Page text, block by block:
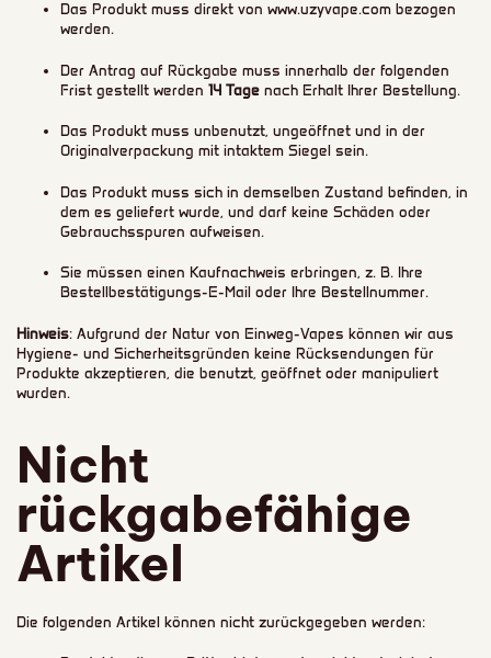
Das Produkt muss direkt von www.uzyvape.com bezogen
werden.
Der Antrag auf Rückgabe muss innerhalb der folgenden
Frist gestellt werden 14 Tage nach Erhalt Ihrer Bestellung.
Das Produkt muss unbenutzt, ungeöffnet und in der
Originalverpackung mit intaktem Siegel sein.
Das Produkt muss sich in demselben Zustand befinden, in
dem es geliefert wurde, und darf keine Schäden oder
Gebrauchsspuren aufweisen.
Sie müssen einen Kaufnachweis erbringen, z. B. Ihre
Bestellbestätigungs-E-Mail oder Ihre Bestellnummer.
Hinweis: Aufgrund der Natur von Einweg-Vapes können wir aus
Hygiene- und Sicherheitsgründen keine Rücksendungen für
Produkte akzeptieren, die benutzt, geöffnet oder manipuliert
wurden.
Nicht
rückgabefähige
Artikel
Die folgenden Artikel können nicht zurückgegeben werden: